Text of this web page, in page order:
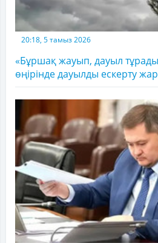
20:18, 5 тамыз 2026
«Бұршақ жауып, дауыл
өңірінде дауылды ескерту